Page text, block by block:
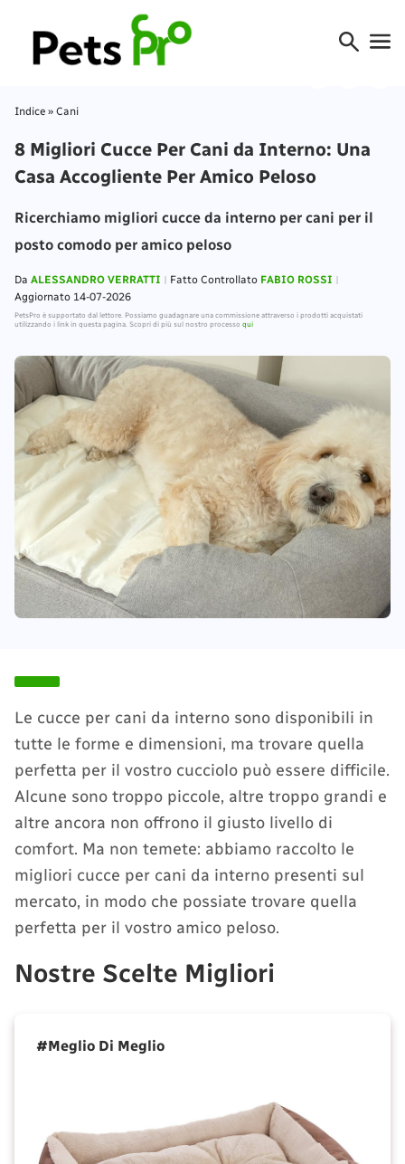
Indice » Cani
8 Migliori Cucce Per Cani da Interno: Una
Casa Accogliente Per Amico Peloso
Ricerchiamo migliori cucce da interno per cani per il
posto comodo per amico peloso
Da ALESSANDRO VERRATTI Fatto Controllato FABIO ROSSI
Aggiornato 14-07-2026
PetsPro è supportato dal lettore. Possiamo guadagnare una commissione attraverso i prodotti acquistati
utilizzando i link in questa pagina. Scopri di più sul nostro processo qui
Le cucce per cani da interno sono disponibili in
tutte le forme e dimensioni, ma trovare quella
perfetta per il vostro cucciolo può essere difficile.
Alcune sono troppo piccole, altre troppo grandi e
altre ancora non offrono il giusto livello di
comfort. Ma non temete: abbiamo raccolto le
migliori cucce per cani da interno presenti sul
mercato, in modo che possiate trovare quella
perfetta per il vostro amico peloso.
Nostre Scelte Migliori
#Meglio Di Meglio